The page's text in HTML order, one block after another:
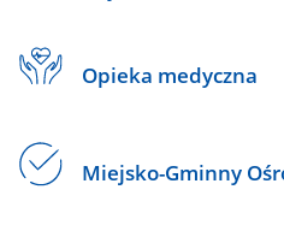
Opieka medyczna
Miejsko-Gminny